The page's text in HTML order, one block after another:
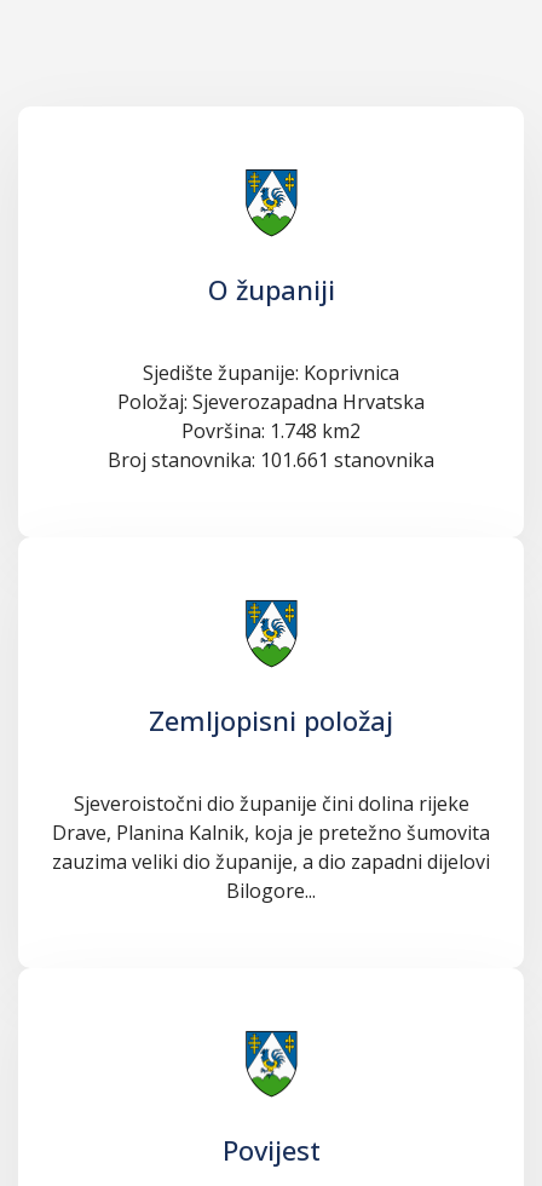
O županiji
Sjedište županije: Koprivnica
Položaj: Sjeverozapadna Hrvatska
Površina: 1.748 km2
Broj stanovnika: 101.661 stanovnika
Zemljopisni položaj
Sjeveroistočni dio županije čini dolina rijeke
Drave, Planina Kalnik, koja je pretežno šumovita
zauzima veliki dio županije, a dio zapadni dijelovi
Bilogore...
Povijest